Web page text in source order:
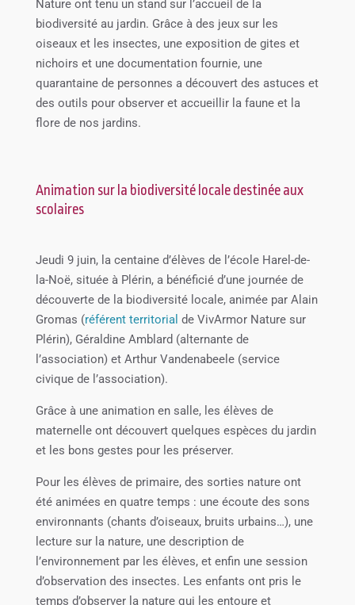
Nature ont tenu un stand sur l’accueil de la
biodiversité au jardin. Grâce à des jeux sur les
oiseaux et les insectes, une exposition de gites et
nichoirs et une documentation fournie, une
quarantaine de personnes a découvert des astuces et
des outils pour observer et accueillir la faune et la
flore de nos jardins.
Animation sur la biodiversité locale destinée aux
scolaires
Jeudi 9 juin, la centaine d’élèves de l’école Harel-de-
la-Noë, située à Plérin, a bénéficié d’une journée de
découverte de la biodiversité locale, animée par Alain
Gromas (référent territorial de VivArmor Nature sur
Plérin), Géraldine Amblard (alternante de
l’association) et Arthur Vandenabeele (service
civique de l’association).
Grâce à une animation en salle, les élèves de
maternelle ont découvert quelques espèces du jardin
et les bons gestes pour les préserver.
Pour les élèves de primaire, des sorties nature ont
été animées en quatre temps : une écoute des sons
environnants (chants d’oiseaux, bruits urbains…), une
lecture sur la nature, une description de
l’environnement par les élèves, et enfin une session
d’observation des insectes. Les enfants ont pris le
temps d’observer la nature qui les entoure et